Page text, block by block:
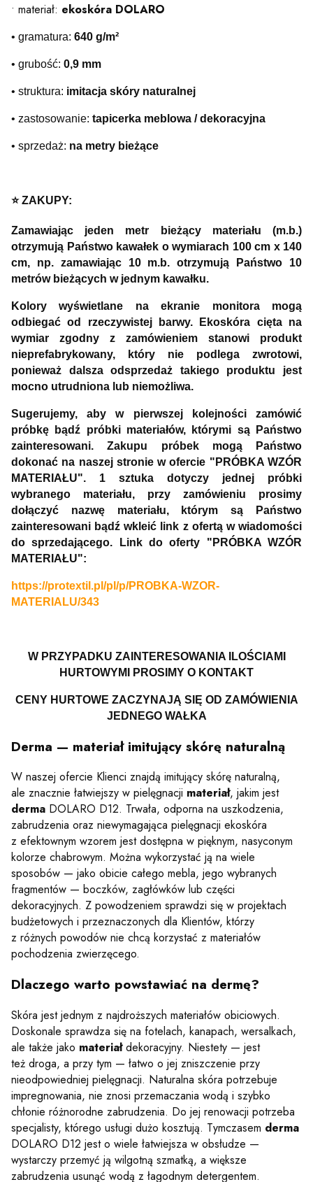
• materiał: ekoskóra DOLARO
• gramatura: 640 g/m²
• grubość: 0,9 mm
• struktura: imitacja skóry naturalnej
• zastosowanie: tapicerka meblowa / dekoracyjna
• sprzedaż: na metry bieżące
⭐️ ZAKUPY:
Zamawiając jeden metr bieżący materiału (m.b.)
otrzymują Państwo kawałek o wymiarach 100 cm x 140
cm, np. zamawiając 10 m.b. otrzymują Państwo 10
metrów bieżących w jednym kawałku.
Kolory wyświetlane na ekranie monitora mogą
odbiegać od rzeczywistej barwy. Ekoskóra cięta na
wymiar zgodny z zamówieniem stanowi produkt
nieprefabrykowany, który nie podlega zwrotowi,
ponieważ dalsza odsprzedaż takiego produktu jest
mocno utrudniona lub niemożliwa.
Sugerujemy, aby w pierwszej kolejności zamówić
próbkę bądź próbki materiałów, którymi są Państwo
zainteresowani. Zakupu próbek mogą Państwo
dokonać na naszej stronie w ofercie "PRÓBKA WZÓR
MATERIAŁU". 1 sztuka dotyczy jednej próbki
wybranego materiału, przy zamówieniu prosimy
dołączyć nazwę materiału, którym są Państwo
zainteresowani bądź wkleić link z ofertą w wiadomości
do sprzedającego. Link do oferty "PRÓBKA WZÓR
MATERIAŁU":
https://protextil.pl/pl/p/PROBKA-WZOR-
MATERIALU/343
W PRZYPADKU ZAINTERESOWANIA ILOŚCIAMI
HURTOWYMI PROSIMY O KONTAKT
CENY HURTOWE ZACZYNAJĄ SIĘ OD ZAMÓWIENIA
JEDNEGO WAŁKA
Derma — materiał imitujący skórę naturalną
W naszej ofercie Klienci znajdą imitujący skórę naturalną,
ale znacznie łatwiejszy w pielęgnacji materiał, jakim jest
derma DOLARO D12. Trwała, odporna na uszkodzenia,
zabrudzenia oraz niewymagająca pielęgnacji ekoskóra
z efektownym wzorem jest dostępna w pięknym, nasyconym
kolorze chabrowym. Można wykorzystać ją na wiele
sposobów — jako obicie całego mebla, jego wybranych
fragmentów — boczków, zagłówków lub części
dekoracyjnych. Z powodzeniem sprawdzi się w projektach
budżetowych i przeznaczonych dla Klientów, którzy
z różnych powodów nie chcą korzystać z materiałów
pochodzenia zwierzęcego.
Dlaczego warto powstawiać na dermę?
Skóra jest jednym z najdroższych materiałów obiciowych.
Doskonale sprawdza się na fotelach, kanapach, wersalkach,
ale także jako materiałdekoracyjny. Niestety — jest
też droga, a przy tym — łatwo o jej zniszczenie przy
nieodpowiedniej pielęgnacji. Naturalna skóra potrzebuje
impregnowania, nie znosi przemaczania wodą i szybko
chłonie różnorodne zabrudzenia. Do jej renowacji potrzeba
specjalisty, którego usługi dużo kosztują. Tymczasem derma
DOLARO D12 jest o wiele łatwiejsza w obsłudze —
wystarczy przemyć ją wilgotną szmatką, a większe
zabrudzenia usunąć wodą z łagodnym detergentem.